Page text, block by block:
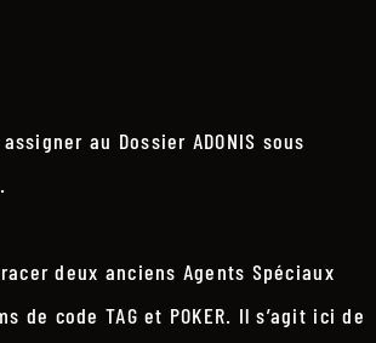
au Dossier ADONIS sous
deux anciens Agents Spéciaux
de code TAG et POKER. Il s’agit ici de